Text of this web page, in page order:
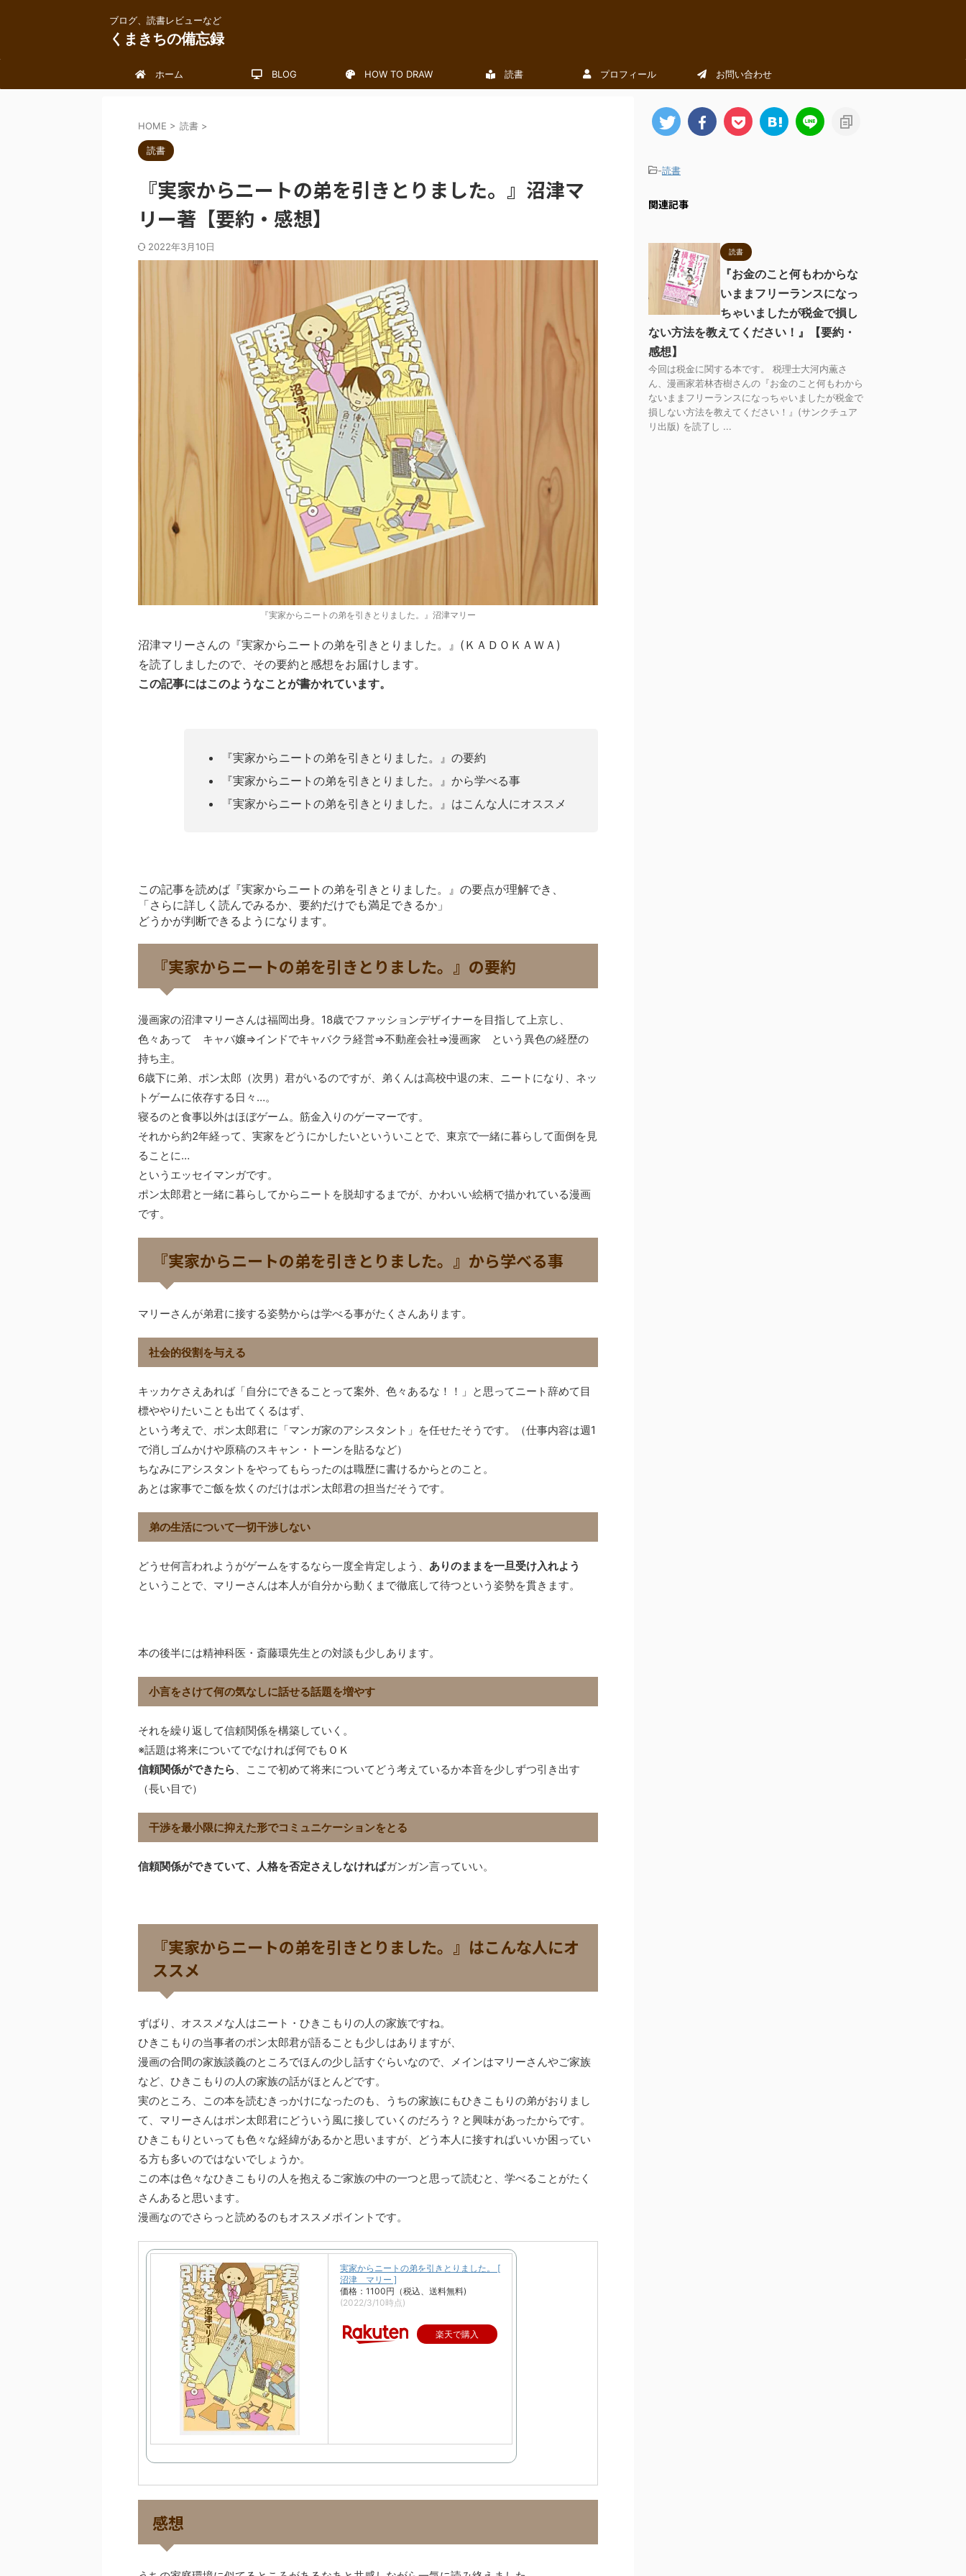
ブログ、読書レビューなど
くまきちの備忘録
ホーム BLOG HOW TO DRAW 読書 プロフィール お問い合わせ
HOME > 読書 >
読書
『実家からニートの弟を引きとりました。』沼津マ
リー著【要約・感想】
2022年3月10日
『実家からニートの弟を引きとりました。』沼津マリー
沼津マリーさんの『実家からニートの弟を引きとりました。』(ＫＡＤＯＫＡＷＡ)
を読了しましたので、その要約と感想をお届けします。
この記事にはこのようなことが書かれています。
『実家からニートの弟を引きとりました。』の要約
『実家からニートの弟を引きとりました。』から学べる事
『実家からニートの弟を引きとりました。』はこんな人にオススメ
この記事を読めば『実家からニートの弟を引きとりました。』の要点が理解でき、
「さらに詳しく読んでみるか、要約だけでも満足できるか」
どうかが判断できるようになります。
『実家からニートの弟を引きとりました。』の要約
漫画家の沼津マリーさんは福岡出身。18歳でファッションデザイナーを目指して上京し、
色々あって キャバ嬢⇒インドでキャバクラ経営⇒不動産会社⇒漫画家 という異色の経歴の
持ち主。
6歳下に弟、ポン太郎（次男）君がいるのですが、弟くんは高校中退の末、ニートになり、ネッ
トゲームに依存する日々…。
寝るのと食事以外はほぼゲーム。筋金入りのゲーマーです。
それから約2年経って、実家をどうにかしたいといういことで、東京で一緒に暮らして面倒を見
ることに…
というエッセイマンガです。
ポン太郎君と一緒に暮らしてからニートを脱却するまでが、かわいい絵柄で描かれている漫画
です。
『実家からニートの弟を引きとりました。』から学べる事
マリーさんが弟君に接する姿勢からは学べる事がたくさんあります。
社会的役割を与える
キッカケさえあれば「自分にできることって案外、色々あるな！！」と思ってニート辞めて目
標ややりたいことも出てくるはず、
という考えで、ポン太郎君に「マンガ家のアシスタント」を任せたそうです。（仕事内容は週1
で消しゴムかけや原稿のスキャン・トーンを貼るなど）
ちなみにアシスタントをやってもらったのは職歴に書けるからとのこと。
あとは家事でご飯を炊くのだけはポン太郎君の担当だそうです。
弟の生活について一切干渉しない
どうせ何言われようがゲームをするなら一度全肯定しよう、 ありのままを一旦受け入れよう
ということで、マリーさんは本人が自分から動くまで徹底して待つという姿勢を貫きます。
本の後半には精神科医・斎藤環先生との対談も少しあります。
小言をさけて何の気なしに話せる話題を増やす
それを繰り返して信頼関係を構築していく。
※話題は将来についてでなければ何でもＯＫ
信頼関係ができたら 、ここで初めて将来についてどう考えているか本音を少しずつ引き出す
（長い目で）
干渉を最小限に抑えた形でコミュニケーションをとる
信頼関係ができていて、人格を否定さえしなければガンガン言っていい。
『実家からニートの弟を引きとりました。』はこんな人にオ
ススメ
ずばり、オススメな人はニート・ひきこもりの人の家族ですね。
ひきこもりの当事者のポン太郎君が語ることも少しはありますが、
漫画の合間の家族談義のところでほんの少し話すぐらいなので、メインはマリーさんやご家族
など、ひきこもりの人の家族の話がほとんどです。
実のところ、この本を読むきっかけになったのも、うちの家族にもひきこもりの弟がおりまし
て、マリーさんはポン太郎君にどういう風に接していくのだろう？と興味があったからです。
ひきこもりといっても色々な経緯があるかと思いますが、どう本人に接すればいいか困ってい
る方も多いのではないでしょうか。
この本は色々なひきこもりの人を抱えるご家族の中の一つと思って読むと、学べることがたく
さんあると思います。
漫画なのでさらっと読めるのもオススメポイントです。
実家からニートの弟を引きとりました。 [
沼津 マリー ]
価格：1100円（税込、送料無料)
(2022/3/10時点)
楽天で購入
感想
-読書
関連記事
読書
『お金のこと何もわからな
いままフリーランスになっ
ちゃいましたが税金で損し
ない方法を教えてください！』【要約・
感想】
今回は税金に関する本です。 税理士大河内薫さ
ん、漫画家若林杏樹さんの『お金のこと何もわから
ないままフリーランスになっちゃいましたが税金で
損しない方法を教えてください！』(サンクチュア
リ出版) を読了し ...